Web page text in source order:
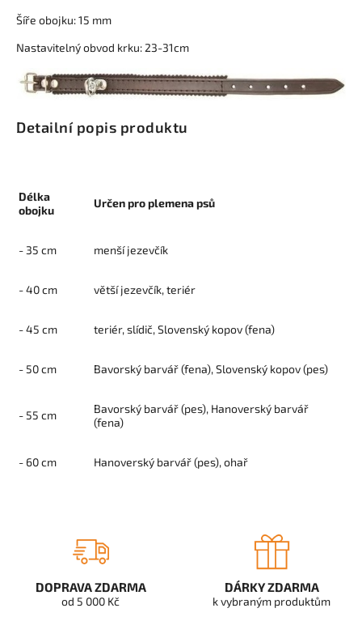
Šíře obojku: 15 mm
Nastavitelný obvod krku: 23-31cm
Detailní popis produktu
Délka
obojku
Určen pro plemena psů
- 35 cm menší jezevčík
- 40 cm větší jezevčík, teriér
- 45 cm teriér, slídič, Slovenský kopov (fena)
- 50 cm Bavorský barvář (fena), Slovenský kopov (pes)
- 55 cm Bavorský barvář (pes), Hanoverský barvář
(fena)
- 60 cm Hanoverský barvář (pes), ohař
DOPRAVA ZDARMA
od 5 000 Kč
DÁRKY ZDARMA
k vybraným produktům